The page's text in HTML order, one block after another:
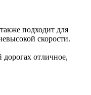
подходит для
скорости.
отличное,